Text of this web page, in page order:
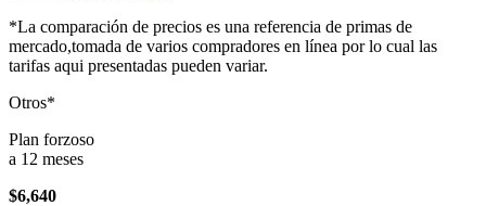
*La comparación de precios es una referencia de primas de
mercado,tomada de varios compradores en línea por lo cual las
tarifas aqui presentadas pueden variar.
Otros*
Plan forzoso
a 12 meses
$6,640